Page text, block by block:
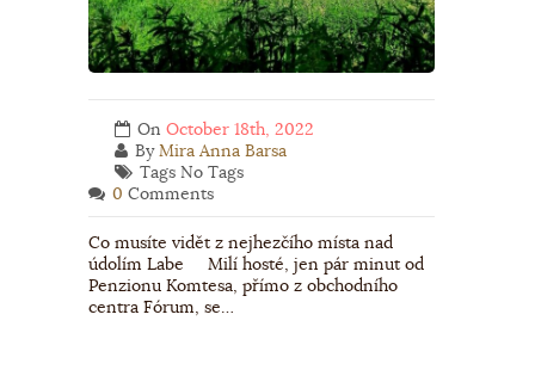
On October 18th, 2022
ByMira Anna Barsa
Tags No Tags
0 Comments
Co musíte vidět z nejhezčího místa nad
údolím Labe Milí hosté, jen pár minut od
Penzionu Komtesa, přímo z obchodního
centra Fórum, se…